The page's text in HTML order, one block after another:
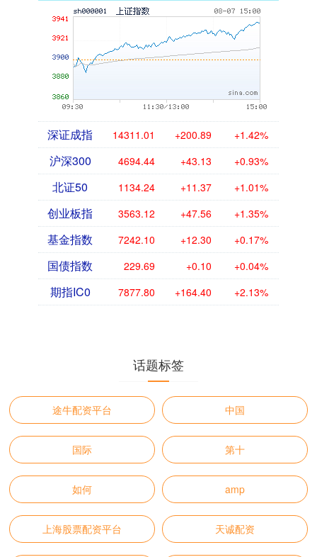
深证成指 14311.01 +200.89 +1.42%
沪深300 4694.44 +43.13 +0.93%
北证50 1134.24 +11.37 +1.01%
创业板指 3563.12 +47.56 +1.35%
基金指数 7242.10 +12.30 +0.17%
国债指数 229.69 +0.10 +0.04%
期指IC0 7877.80 +164.40 +2.13%
话题标签
途牛配资平台 中国
国际 第十
如何 amp
上海股票配资平台 天诚配资